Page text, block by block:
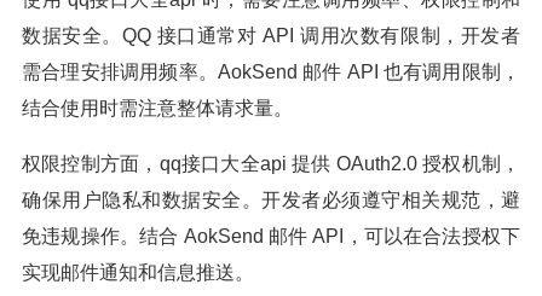
数据安全。QQ 接口通常对 API 调用次数有限制，开发者
需合理安排调用频率。AokSend 邮件 API 也有调用限制，
结合使用时需注意整体请求量。
权限控制方面，qq接口大全api 提供 OAuth2.0 授权机制，
确保用户隐私和数据安全。开发者必须遵守相关规范，避
免违规操作。结合 AokSend 邮件 API，可以在合法授权下
实现邮件通知和信息推送。